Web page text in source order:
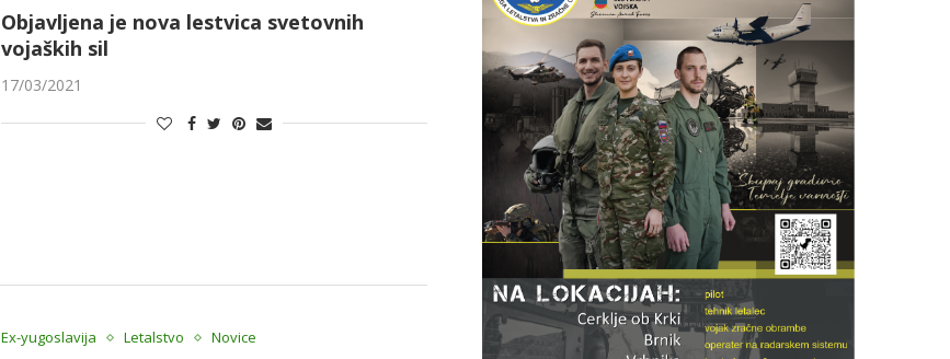
Objavljena je nova lestvica svetovnih
vojaških sil
17/03/2021
Ex-yugoslavija Letalstvo Novice